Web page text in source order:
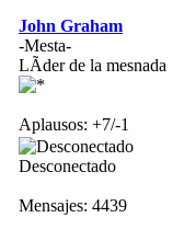
John Graham
-Mesta-
LÃ­der de la mesnada
Aplausos: +7/-1
Desconectado
Mensajes: 4439